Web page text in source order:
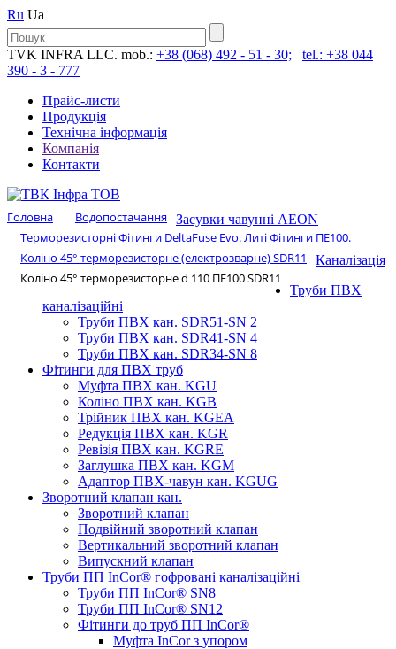
Ru Ua
TVK INFRA LLC. mob.: +38 (068) 492 - 51 - 30;
tel.: +38 044
390 - 3 - 777
Прайс-листи
Продукція
Технічна інформація
Компанія
Контакти
Головна
Водопостачання
Терморезисторні Фітинги DeltaFuse Evo. Литі Фітинги ПЕ100.
Коліно 45° терморезисторне (електрозварне) SDR11
Коліно 45° терморезисторне d 110 ПЕ100 SDR11
Засувки чавунні AEON
Каналізація
Труби ПВХ
каналізаційні
Труби ПВХ кан. SDR51-SN 2
Труби ПВХ кан. SDR41-SN 4
Труби ПВХ кан. SDR34-SN 8
Фітинги для ПВХ труб
Муфта ПВХ кан. KGU
Коліно ПВХ кан. KGB
Трійник ПВХ кан. KGEA
Редукція ПВХ кан. KGR
Ревізія ПВХ кан. KGRE
Заглушка ПВХ кан. KGM
Адаптор ПВХ-чавун кан. KGUG
Зворотний клапан кан.
Зворотний клапан
Подвійний зворотний клапан
Вертикальний зворотний клапан
Випускний клапан
Труби ПП InCor® гофровані каналізаційні
Труби ПП InCor® SN8
Труби ПП InCor® SN12
Фітинги до труб ПП InCor®
Муфта InCor з упором